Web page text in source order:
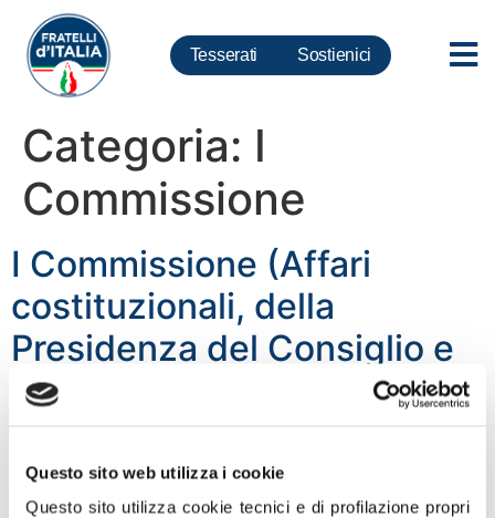
Questo sito web utilizza i cookie
Questo sito utilizza cookie tecnici e di profilazione propri
Tesserati Sostienici
Categoria: I
Commissione
I Commissione (Affari
costituzionali, della
Presidenza del Consiglio e
Interni)